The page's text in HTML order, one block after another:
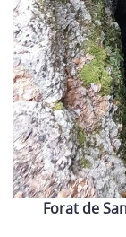
Forat de